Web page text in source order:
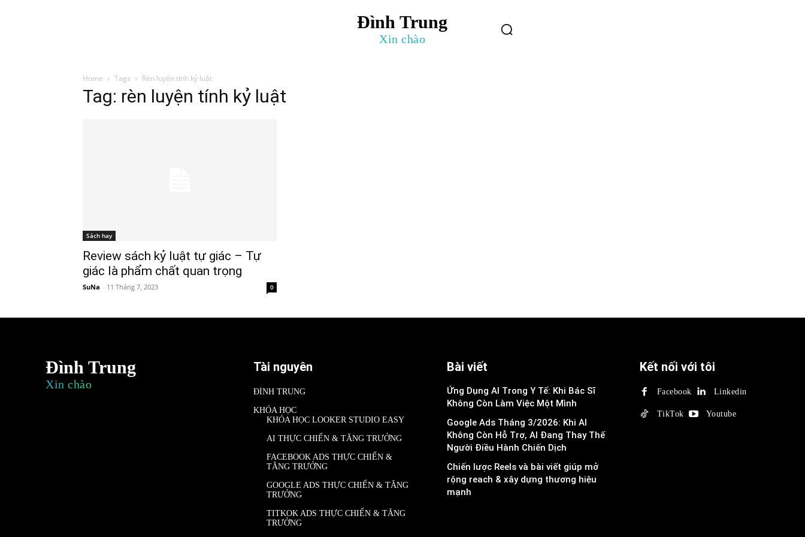
Đình Trung
Xin chào
Home Tags Rèn luyện tính kỷ luật
Tag: rèn luyện tính kỷ luật
Sách hay
Review sách kỷ luật tự giác – Tự
giác là phẩm chất quan trọng
SuNa - 11 Tháng 7, 2023 0
Đình Trung
Xin chào
Tài nguyên
ĐÌNH TRUNG
KHÓA HỌC
KHÓA HỌC LOOKER STUDIO EASY
AI THỰC CHIẾN & TĂNG TRƯỞNG
FACEBOOK ADS THỰC CHIẾN &
TĂNG TRƯỞNG
GOOGLE ADS THỰC CHIẾN & TĂNG
TRƯỞNG
TITKOK ADS THỰC CHIẾN & TĂNG
TRƯỞNG
Bài viết
Ứng Dụng AI Trong Y Tế: Khi Bác Sĩ
Không Còn Làm Việc Một Mình
Google Ads Tháng 3/2026: Khi AI
Không Còn Hỗ Trợ, AI Đang Thay Thế
Người Điều Hành Chiến Dịch
Chiến lược Reels và bài viết giúp mở
rộng reach & xây dựng thương hiệu
mạnh
Kết nối với tôi
Facebook Linkedin
TikTok Youtube